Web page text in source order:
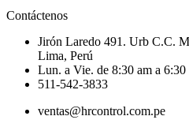
Contáctenos
Jirón Laredo 491. Urb C.C.
Lima, Perú
Lun. a Vie. de 8:30 am a 6:30
511-542-3833
ventas@hrcontrol.com.pe